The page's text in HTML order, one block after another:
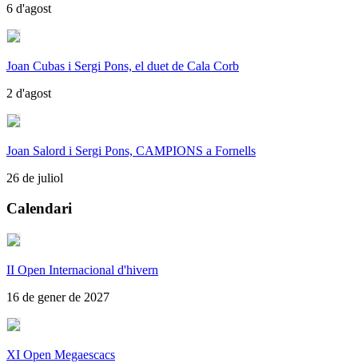
6 d'agost
Joan Cubas i Sergi Pons, el duet de Cala Corb
2 d'agost
Joan Salord i Sergi Pons, CAMPIONS a Fornells
26 de juliol
Calendari
II Open Internacional d'hivern
16 de gener de 2027
XI Open Megaescacs